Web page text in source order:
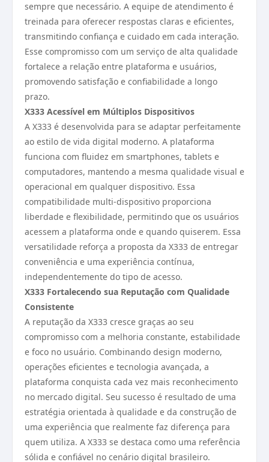
sempre que necessário. A equipe de atendimento é
treinada para oferecer respostas claras e eficientes,
transmitindo confiança e cuidado em cada interação.
Esse compromisso com um serviço de alta qualidade
fortalece a relação entre plataforma e usuários,
promovendo satisfação e confiabilidade a longo
prazo.
X333 Acessível em Múltiplos Dispositivos
A X333 é desenvolvida para se adaptar perfeitamente
ao estilo de vida digital moderno. A plataforma
funciona com fluidez em smartphones, tablets e
computadores, mantendo a mesma qualidade visual e
operacional em qualquer dispositivo. Essa
compatibilidade multi-dispositivo proporciona
liberdade e flexibilidade, permitindo que os usuários
acessem a plataforma onde e quando quiserem. Essa
versatilidade reforça a proposta da X333 de entregar
conveniência e uma experiência contínua,
independentemente do tipo de acesso.
X333 Fortalecendo sua Reputação com Qualidade
Consistente
A reputação da X333 cresce graças ao seu
compromisso com a melhoria constante, estabilidade
e foco no usuário. Combinando design moderno,
operações eficientes e tecnologia avançada, a
plataforma conquista cada vez mais reconhecimento
no mercado digital. Seu sucesso é resultado de uma
estratégia orientada à qualidade e da construção de
uma experiência que realmente faz diferença para
quem utiliza. A X333 se destaca como uma referência
sólida e confiável no cenário digital brasileiro.